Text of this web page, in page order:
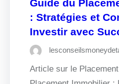
Guide du
: Stratégies et
Investir avec
Article sur le